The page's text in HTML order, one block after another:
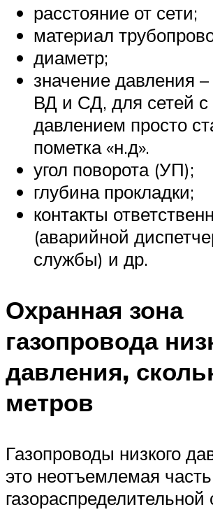
расстояние от сети;
материал
диаметр;
значение давления
ВД и СД, для сетей с
давлением просто
пометка «н.д».
угол поворота (УП);
глубина прокладки;
контакты
(аварийной
службы) и др.
Охранная зона
газопровода
давления,
метров
Газопроводы низкого
это неотъемлемая часть
газораспределительной